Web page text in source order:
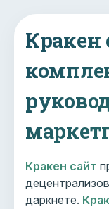
Кракен
Кракен сайт
даркнете.